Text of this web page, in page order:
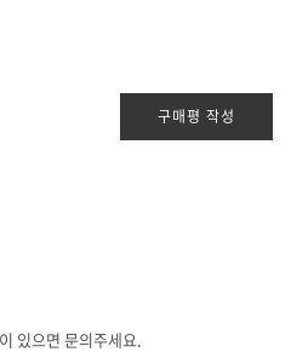
구매평 작성
있으면 문의주세요.